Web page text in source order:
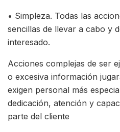
• Simpleza. Todas las
sencillas de llevar a cabo y
interesado.
Acciones complejas de ser
o excesiva información
exigen personal más
dedicación, atención y
parte del cliente